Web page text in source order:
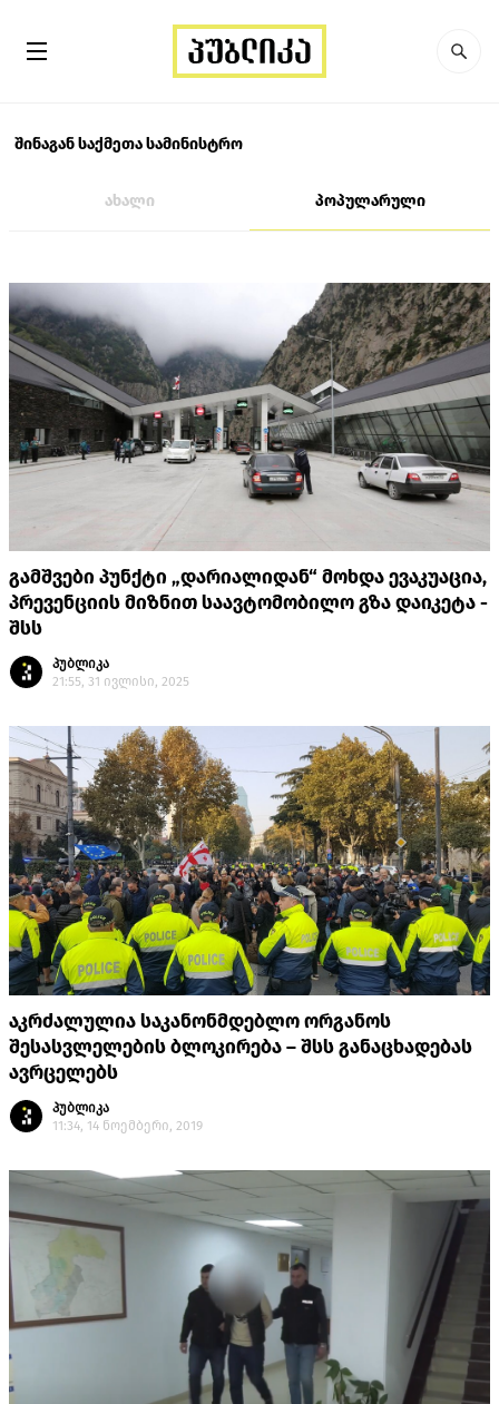
შინაგან საქმეთა სამინისტრო
ახალი პოპულარული
გამშვები პუნქტი „დარიალიდან“ მოხდა ევაკუაცია,
პრევენციის მიზნით საავტომობილო გზა დაიკეტა -
შსს
პუბლიკა
21:55, 31 ივლისი, 2025
აკრძალულია საკანონმდებლო ორგანოს
შესასვლელების ბლოკირება – შსს განაცხადებას
ავრცელებს
პუბლიკა
11:34, 14 ნოემბერი, 2019